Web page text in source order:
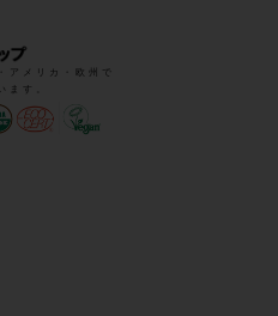
アメリカ・欧州で
ます。